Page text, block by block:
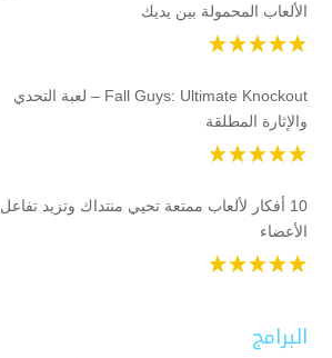
الألعاب المحمولة بين يديك
Fall Guys: Ultimate Knockout – لعبة التحدي
والإثارة المطلقة
10 أفكار لألعاب ممتعة تحيي منتداك وتزيد تفاعل
الأعضاء
البرامج